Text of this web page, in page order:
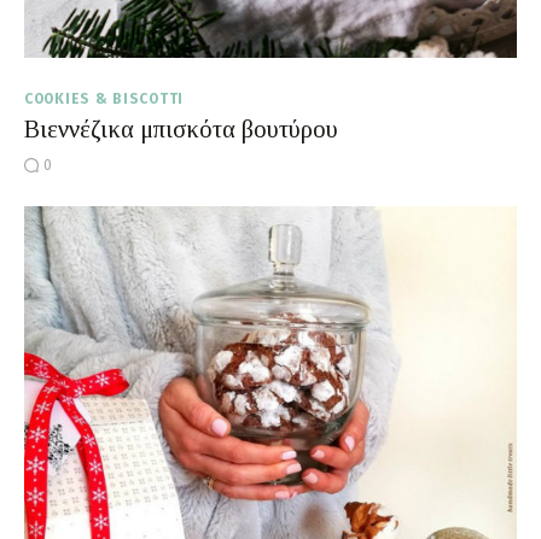
COOKIES & BISCOTTI
Βιεννέζικα μπισκότα βουτύρου
0